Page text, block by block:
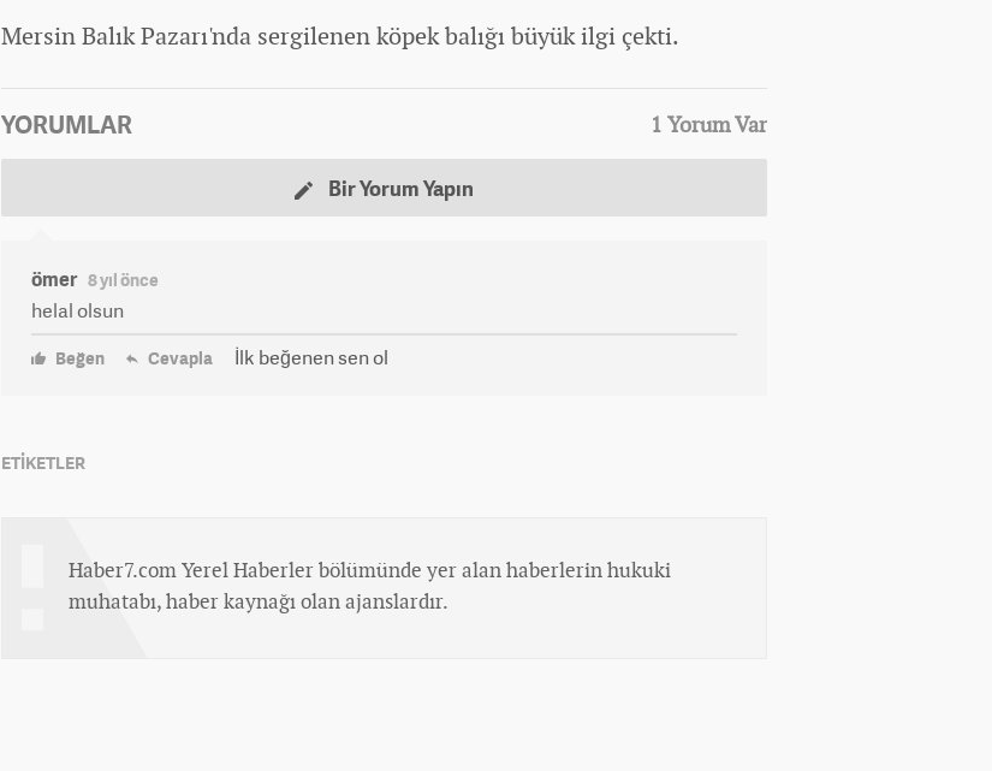
Mersin Balık Pazarı'nda sergilenen köpek balığı büyük ilgi çekti.
YORUMLAR 1 Yorum Var
Bir Yorum Yapın
ömer 8 yıl önce
helal olsun
Beğen Cevapla İlk beğenen sen ol
ETİKETLER
Haber7.com Yerel Haberler bölümünde yer alan haberlerin hukuki
muhatabı, haber kaynağı olan ajanslardır.